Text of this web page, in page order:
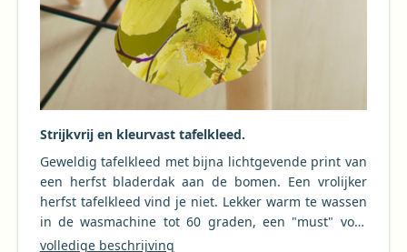
Strijkvrij en kleurvast tafelkleed.
Geweldig tafelkleed met bijna lichtgevende print van
een herfst bladerdak aan de bomen. Een vrolijker
herfst tafelkleed vind je niet. Lekker warm te wassen
in de wasmachine tot 60 graden, een "must" voor
stoffen tafellakens. Dit tafelkleed mag in de droger
volledige beschrijving